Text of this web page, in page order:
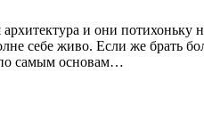
и они потихоньку
себе живо. Если же брать
по самым основам…